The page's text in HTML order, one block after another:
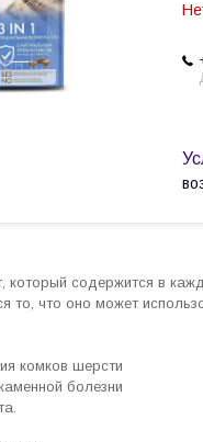
который содержится в
то, что оно может
комков шерсти
болезни